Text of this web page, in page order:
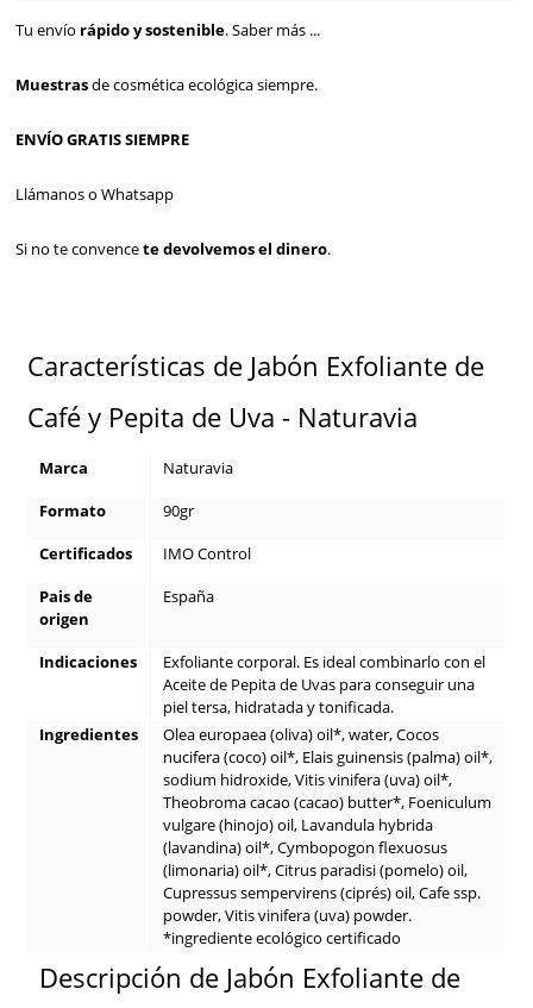
Tu envío rápido y sostenible.Saber más ...
Muestrasde cosmética ecológica siempre.
ENVÍO GRATIS SIEMPRE
Llámanos o Whatsapp
Si no te convencete devolvemos el dinero.
Características de Jabón Exfoliante de
Café y Pepita de Uva - Naturavia
Marca
Naturavia
Formato
90gr
Certificados
IMO Control
Pais de
origen
España
Indicaciones
Exfoliante corporal. Es ideal combinarlo con el
Aceite de Pepita de Uvas para conseguir una
piel tersa, hidratada y tonificada.
Ingredientes
Olea europaea (oliva) oil*, water, Cocos
nucifera (coco) oil*, Elais guinensis (palma) oil*,
sodium hidroxide, Vitis vinifera (uva) oil*,
Theobroma cacao (cacao) butter*, Foeniculum
vulgare (hinojo) oil, Lavandula hybrida
(lavandina) oil*, Cymbopogon flexuosus
(limonaria) oil*, Citrus paradisi (pomelo) oil,
Cupressus sempervirens (ciprés) oil, Cafe ssp.
powder, Vitis vinifera (uva) powder.
*ingrediente ecológico certificado
Descripción de Jabón Exfoliante de